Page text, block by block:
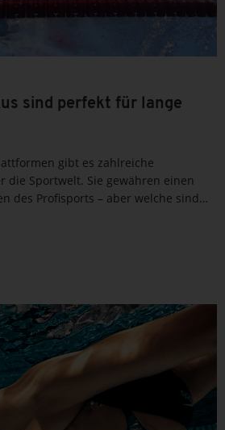
sind perfekt für lange
gibt es zahlreiche
die Sportwelt. Sie gewähren einen
des Profisports – aber welche sind